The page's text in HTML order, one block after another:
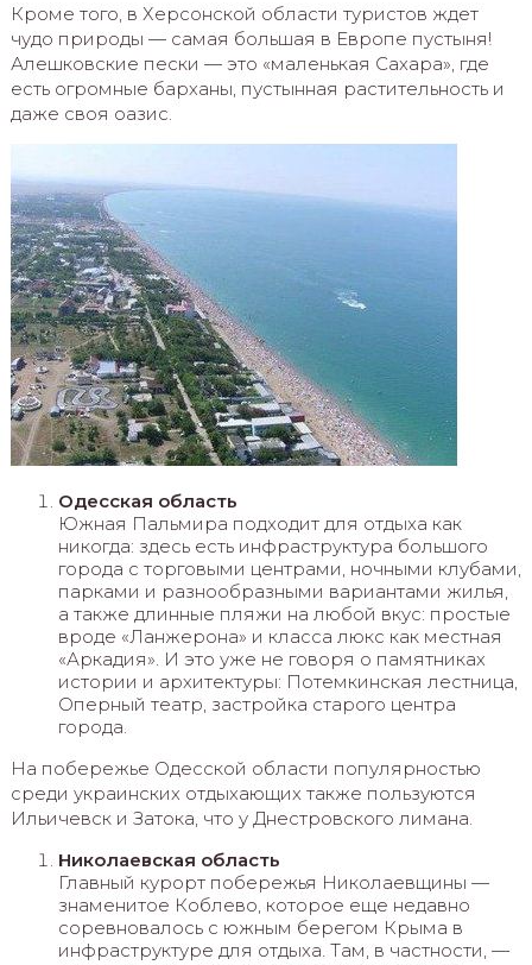
Кроме того, в Херсонской области туристов ждет
чудо природы — самая большая в Европе пустыня!
Алешковские пески — это «маленькая Сахара», где
есть огромные барханы, пустынная растительность и
даже своя оазис.
Одесская область
Южная Пальмира подходит для отдыха как
никогда: здесь есть инфраструктура большого
города с торговыми центрами, ночными клубами,
парками и разнообразными вариантами жилья,
а также длинные пляжи на любой вкус: простые
вроде «Ланжерона» и класса люкс как местная
«Аркадия». И это уже не говоря о памятниках
истории и архитектуры: Потемкинская лестница,
Оперный театр, застройка старого центра
города.
На побережье Одесской области популярностью
среди украинских отдыхающих также пользуются
Ильичевск и Затока, что у Днестровского лимана.
Николаевская область
Главный курорт побережья Николаевщины —
знаменитое Коблево, которое еще ​​недавно
соревновалось с южным берегом Крыма в
инфраструктуре для отдыха. Там, в частности, —